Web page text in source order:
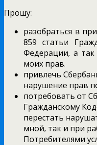
Прошу:
разобраться в
859 статьи
Федерации, а
моих прав.
привлечь
нарушение прав
потребовать от
Гражданскому
перестать
мной, так и при
Потребителями